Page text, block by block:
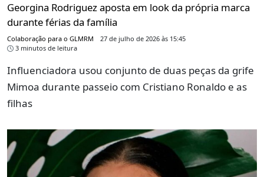
Georgina Rodriguez aposta em look da própria marca
durante férias da família
Colaboração para o GLMRM
27 de julho de 2026 às 15:45
3 minutos de leitura
Influenciadora usou conjunto de duas peças da grife
Mimoa durante passeio com Cristiano Ronaldo e as
filhas